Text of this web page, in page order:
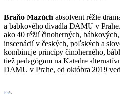
Braňo Mazúch absolvent réžie
a bábkového divadla DAMU v
ako 40 réžií činoherných,
inscenácií v českých, poľských a
kombinuje princípy činoherného,
tiež pedagógom na Katedre
DAMU v Prahe, od októbra 2019